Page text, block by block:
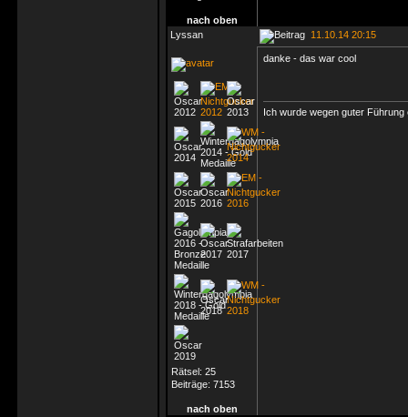
nach oben
Lyssan
11.10.14 20:15
Rätsel: 25
Beiträge: 7153
danke - das war cool
Ich wurde wegen guter
nach oben